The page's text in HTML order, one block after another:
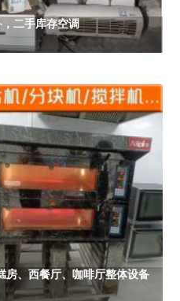
二手库存空调
房、西餐厅、咖啡厅整体设备